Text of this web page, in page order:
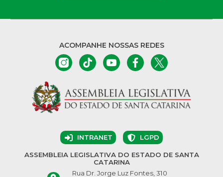
ACOMPANHE NOSSAS REDES
INTRANET LGPD
ASSEMBLEIA LEGISLATIVA DO ESTADO DE SANTA
CATARINA
Rua Dr. Jorge Luz Fontes, 310